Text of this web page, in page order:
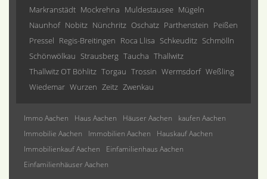
Markranstädt Mockrehna Muldestausee Mügeln
Naunhof Nobitz Nünchritz Oschatz Parthenstein Peißen
Pressel Regis-Breitingen Roca Llisa Schkeuditz Schmölln
Schönwölkau Strausberg Taucha Thallwitz
Thallwitz OT Böhlitz Torgau Trossin Wermsdorf Weßling
Wiedemar Wurzen Zeitz Zwenkau
Immo Aachen Haus Aachen Häuser Aachen
kaufen Aachen
Immobilie Aachen
Immobilien Aachen
Hauskauf Aachen
Immobilienkauf Aachen
Einfamilienhaus Aachen
Einfamilienhäuser Aachen